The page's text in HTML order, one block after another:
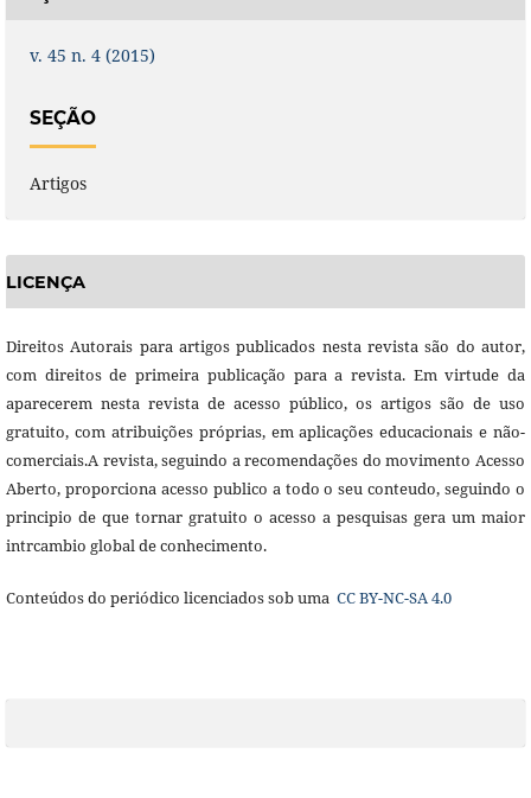
v. 45 n. 4 (2015)
SEÇÃO
Artigos
LICENÇA
Direitos Autorais para artigos publicados nesta revista são do autor,
com direitos de primeira publicação para a revista. Em virtude da
aparecerem nesta revista de acesso público, os artigos são de uso
gratuito, com atribuições próprias, em aplicações educacionais e não-
comerciais.A revista, seguindo a recomendações do movimento Acesso
Aberto, proporciona acesso publico a todo o seu conteudo, seguindo o
principio de que tornar gratuito o acesso a pesquisas gera um maior
intrcambio global de conhecimento.
Conteúdos do periódico licenciados sob uma CC BY-NC-SA 4.0